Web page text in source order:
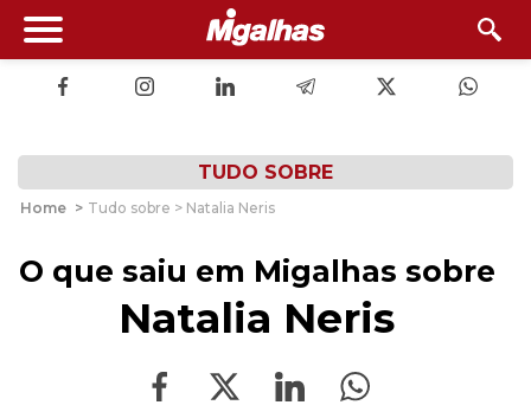
TUDO SOBRE
Home > Tudo sobre > Natalia Neris
O que saiu em Migalhas sobre
Natalia Neris